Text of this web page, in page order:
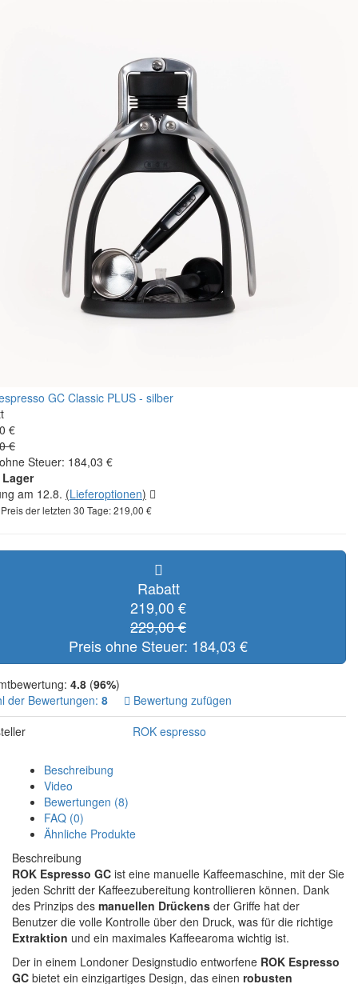
€
€
Steuer: 184,03 €
am 12.8. (Lieferoptionen)
der letzten 30 Tage: 219,00 €
Rabatt
219,00 €
229,00 €
Preis ohne Steuer: 184,03 €
4.8 (96%)
der Bewertungen: 8
Bewertung zufügen
ROK espresso
Beschreibung
Video
Bewertungen (8)
FAQ (0)
Ähnliche Produkte
Beschreibung
ROK Espresso GC ist eine manuelle Kaffeemaschine, mit der Sie
jeden Schritt der Kaffeezubereitung kontrollieren können. Dank
des Prinzips des manuellen Drückens der Griffe hat der
Benutzer die volle Kontrolle über den Druck, was für die richtige
Extraktion und ein maximales Kaffeearoma wichtig ist.
Der in einem Londoner Designstudio entworfene ROK Espresso
GC bietet ein einzigartiges Design, das einen robusten